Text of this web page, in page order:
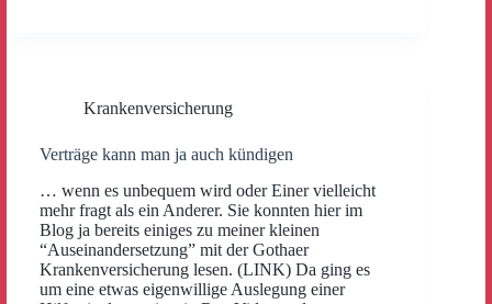
Krankenversicherung
Verträge kann man ja auch kündigen
… wenn es unbequem wird oder Einer vielleicht
mehr fragt als ein Anderer. Sie konnten hier im
Blog ja bereits einiges zu meiner kleinen
“Auseinandersetzung” mit der Gothaer
Krankenversicherung lesen. (LINK) Da ging es
um eine etwas eigenwillige Auslegung einer